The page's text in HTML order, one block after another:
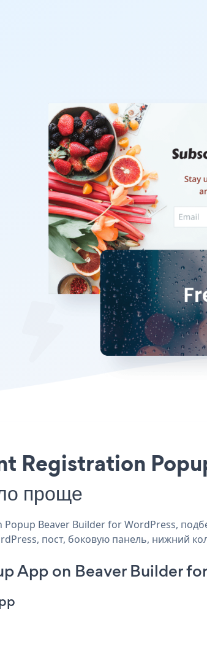
Registration
проще
Beaver Builder for WordPress,
пост, боковую панель, нижний
App on Beaver Builder